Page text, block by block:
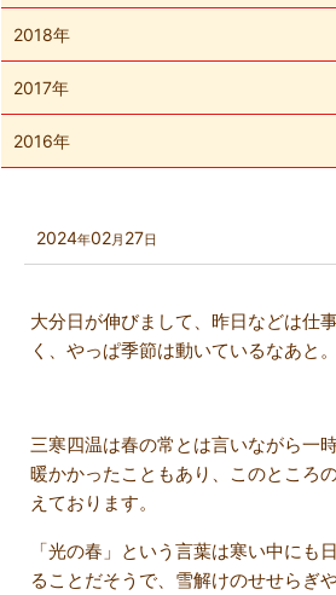
2024年02月 27日
大分日が伸びまして、昨日などは仕
く、やっぱ季節は動いているなあと。
三寒四温は春の常とは言いながら一
暖かかったこともあり、このところ
えております。
「光の春」という言葉は寒い中にも
ることだそうで、雪解けのせせらぎ
2018年
2017年
2016年